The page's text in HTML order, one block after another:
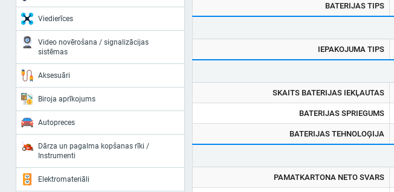
Viedierīces
Video novērošana / signalizācijas
sistēmas
Aksesuāri
Biroja aprīkojums
Autopreces
Dārza un pagalma kopšanas rīki /
Instrumenti
Elektromateriāli
BATERIJAS TIPS
IEPAKOJUMA TIPS
SKAITS BATERIJAS IEKĻAUTAS
BATERIJAS SPRIEGUMS
BATERIJAS TEHNOLOĢIJA
PAMATKARTONA NETO SVARS